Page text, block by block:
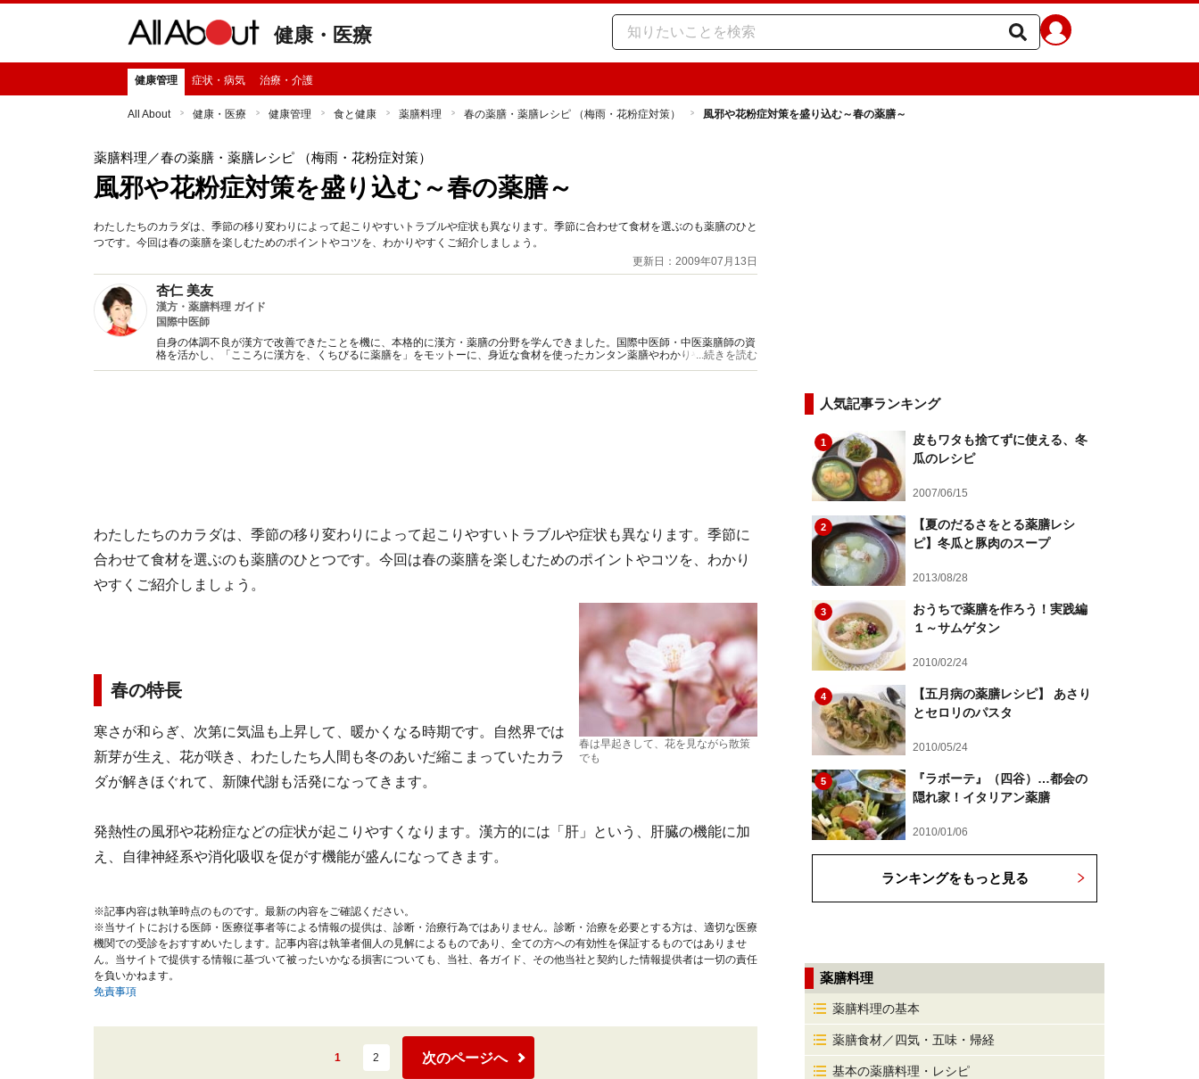
健康・医療
健康管理 症状・病気 治療・介護
All About 健康・医療 健康管理 食と健康 薬膳料理 春の薬膳・薬膳レシピ （梅雨・花粉症対策） 風邪や花粉症対策を盛り込む～春の薬膳～
薬膳料理 ／春の薬膳・薬膳レシピ （梅雨・花粉症対策）
風邪や花粉症対策を盛り込む～春の薬膳～
わたしたちのカラダは、季節の移り変わりによって起こりやすいトラブルや症状も異なります。季節に合わせて食材を選ぶのも薬膳のひと
つです。今回は春の薬膳を楽しむためのポイントやコツを、わかりやすくご紹介しましょう。
更新日：2009年07月13日
杏仁 美友
漢方・薬膳料理 ガイド
国際中医師
自身の体調不良が漢方で改善できたことを機に、本格的に漢方・薬膳の分野を学んできました。国際中医師・中医薬膳師の資
格を活かし、「こころに漢方を、くちびるに薬膳を」をモットーに、身近な食材を使ったカンタン薬膳やわかりやすい漢方の
知恵を紹介していきます。
...続きを読む
わたしたちのカラダは、季節の移り変わりによって起こりやすいトラブルや症状も異なります。季節に
合わせて食材を選ぶのも薬膳のひとつです。今回は春の薬膳を楽しむためのポイントやコツを、わかり
やすくご紹介しましょう。
春は早起きして、花を見ながら散策
でも
春の特長
寒さが和らぎ、次第に気温も上昇して、暖かくなる時期です。自然界では
新芽が生え、花が咲き、わたしたち人間も冬のあいだ縮こまっていたカラ
ダが解きほぐれて、新陳代謝も活発になってきます。
発熱性の風邪や花粉症などの症状が起こりやすくなります。漢方的には「肝」という、肝臓の機能に加
え、自律神経系や消化吸収を促がす機能が盛んになってきます。
※記事内容は執筆時点のものです。最新の内容をご確認ください。
※当サイトにおける医師・医療従事者等による情報の提供は、診断・治療行為ではありません。診断・治療を必要とする方は、適切な医療
機関での受診をおすすめいたします。記事内容は執筆者個人の見解によるものであり、全ての方への有効性を保証するものではありませ
ん。当サイトで提供する情報に基づいて被ったいかなる損害についても、当社、各ガイド、その他当社と契約した情報提供者は一切の責任
を負いかねます。
免責事項
1 2 次のページへ
人気記事ランキング
1
皮もワタも捨てずに使える、冬
瓜のレシピ
2007/06/15
2
【夏のだるさをとる薬膳レシ
ピ】冬瓜と豚肉のスープ
2013/08/28
3
おうちで薬膳を作ろう！実践編
１～サムゲタン
2010/02/24
4
【五月病の薬膳レシピ】 あさり
とセロリのパスタ
2010/05/24
5
『ラボーテ』（四谷）…都会の
隠れ家！イタリアン薬膳
2010/01/06
ランキングをもっと見る
薬膳料理
薬膳料理の基本
薬膳食材／四気・五味・帰経
基本の薬膳料理・レシピ